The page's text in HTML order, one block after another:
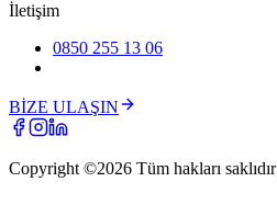
İletişim
0850 255 13 06
BİZE ULAŞIN
Copyright ©2026 Tüm hakları saklıdır